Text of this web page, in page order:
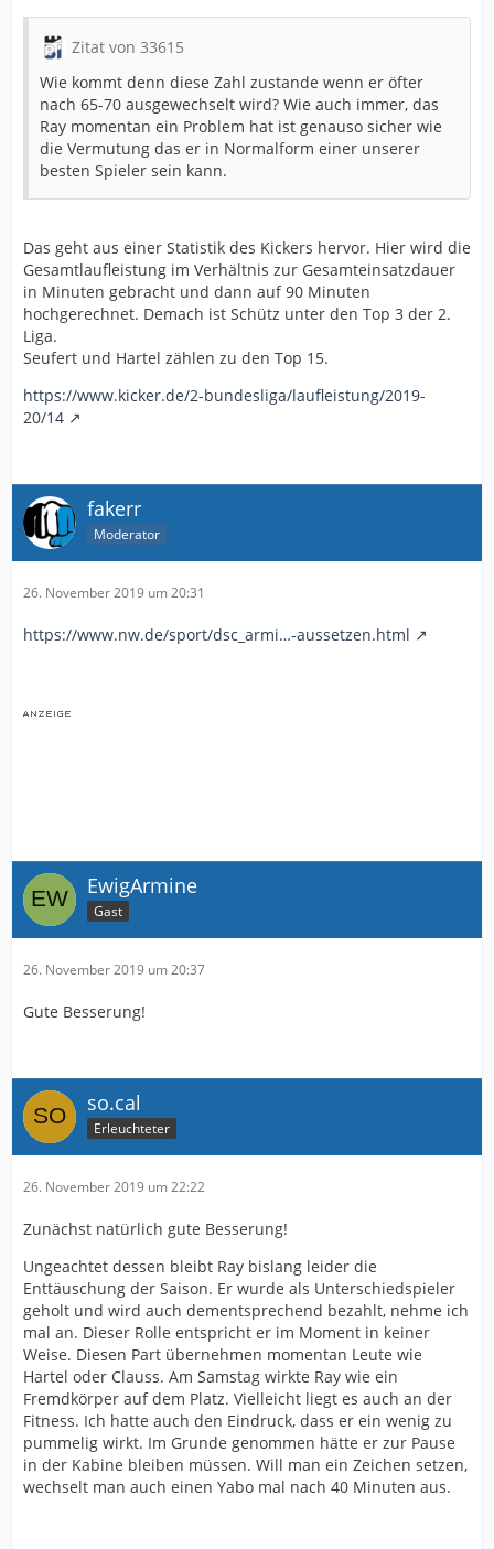
Zitat von 33615
Wie kommt denn diese Zahl zustande wenn er öfter
nach 65-70 ausgewechselt wird? Wie auch immer, das
Ray momentan ein Problem hat ist genauso sicher wie
die Vermutung das er in Normalform einer unserer
besten Spieler sein kann.
Das geht aus einer Statistik des Kickers hervor. Hier wird die
Gesamtlaufleistung im Verhältnis zur Gesamteinsatzdauer
in Minuten gebracht und dann auf 90 Minuten
hochgerechnet. Demach ist Schütz unter den Top 3 der 2.
Liga.
Seufert und Hartel zählen zu den Top 15.
https://www.kicker.de/2-bundesliga/laufleistung/2019-
20/14
fakerr
Moderator
26. November 2019 um 20:31
https://www.nw.de/sport/dsc_armi…-aussetzen.html
EwigArmine
Gast
26. November 2019 um 20:37
Gute Besserung!
so.cal
Erleuchteter
26. November 2019 um 22:22
Zunächst natürlich gute Besserung!
Ungeachtet dessen bleibt Ray bislang leider die
Enttäuschung der Saison. Er wurde als Unterschiedspieler
geholt und wird auch dementsprechend bezahlt, nehme ich
mal an. Dieser Rolle entspricht er im Moment in keiner
Weise. Diesen Part übernehmen momentan Leute wie
Hartel oder Clauss. Am Samstag wirkte Ray wie ein
Fremdkörper auf dem Platz. Vielleicht liegt es auch an der
Fitness. Ich hatte auch den Eindruck, dass er ein wenig zu
pummelig wirkt. Im Grunde genommen hätte er zur Pause
in der Kabine bleiben müssen. Will man ein Zeichen setzen,
wechselt man auch einen Yabo mal nach 40 Minuten aus.